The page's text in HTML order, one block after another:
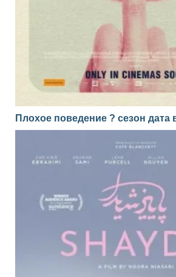
Плохое поведение ? сезон дата